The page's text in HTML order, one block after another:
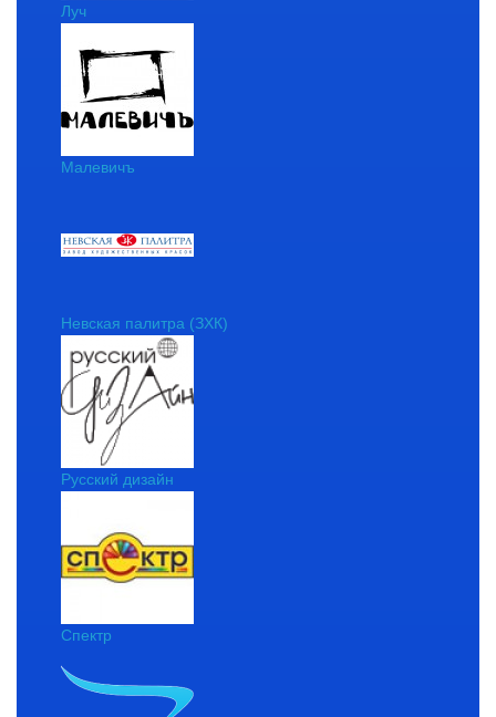
Луч
Малевичъ
Невская палитра (ЗХК)
Русский дизайн
Спектр